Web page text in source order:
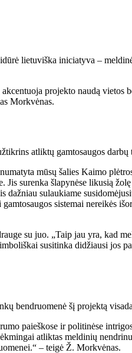
lietuviška iniciatyva –
projekto naudą vietos
Morkvėnas.
atliktų gamtosaugos
mūsų šalies Kaimo
Jis surenka šlapynėse likusią
dažniau sulaukiame
sistemai nereikės
su juo. „Taip jau yra, kad
susitinka didžiausi jos
bendruomenė šį projektą
paieškose ir politinėse
atliktas meldinių
– teigė Ž. Morkvėnas.